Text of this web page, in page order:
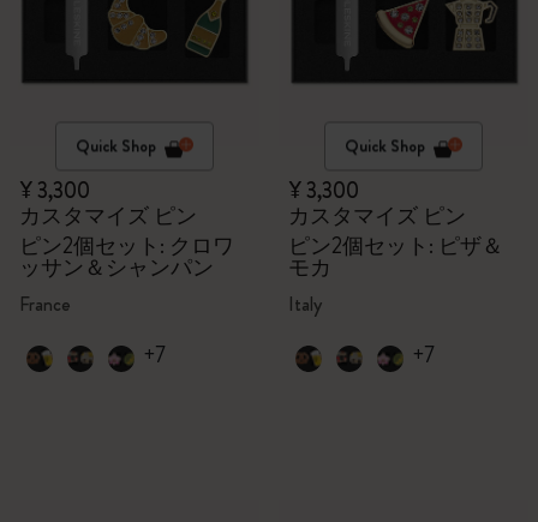
Quick Shop
¥ 3,300
カスタマイズ ピン
ピン2個セット: クロワ
ッサン＆シャンパン
France
+7
Quick Shop
¥ 3,300
カスタマイズ ピン
ピン2個セット: ピザ＆
モカ
Italy
+7